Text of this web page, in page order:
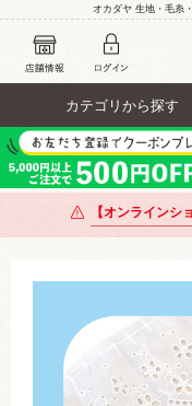
オカダヤ 生地・毛糸
カテゴリから探す
【オンラインシ